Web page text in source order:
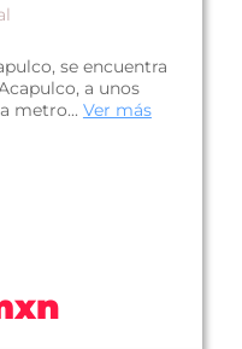
es una atractiva
ya que se
ce...Ver más